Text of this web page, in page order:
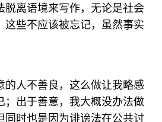
脱离语境来写作，无论是社会
这些不应该被忘记，虽然事实
的人不善良，这么做让我略感
；出于善意，我大概没办法做
同时也是因为诽谤法在公共讨